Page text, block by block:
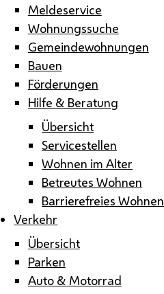
Meldeservice
Wohnungssuche
Gemeindewohnungen
Bauen
Förderungen
Hilfe & Beratung
Übersicht
Servicestellen
Wohnen im Alter
Betreutes Wohnen
Barrierefreies Wohnen
Verkehr
Übersicht
Parken
Auto & Motorrad